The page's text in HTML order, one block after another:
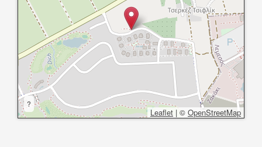
?
Leaflet | © OpenStreetMap